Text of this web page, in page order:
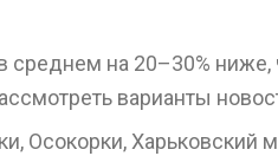
на 20–30%
варианты
Осокорки,